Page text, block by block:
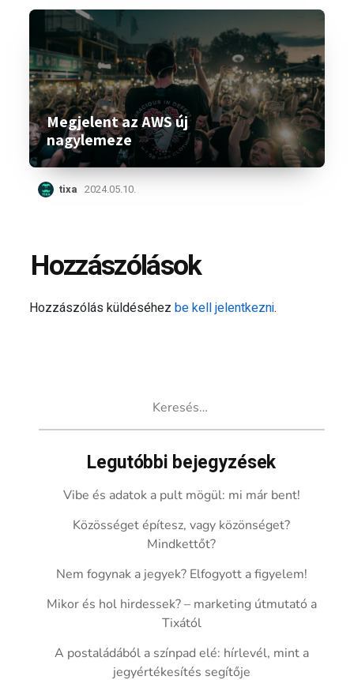
Megjelent az AWS új
nagylemeze
tixa 2024.05.10.
Hozzászólások
Hozzászólás küldéséhezbe kell jelentkezni.
Legutóbbi bejegyzések
Vibe és adatok a pult mögül: mi már bent!
Közösséget építesz, vagy közönséget?
Mindkettőt?
Nem fogynak a jegyek? Elfogyott a figyelem!
Mikor és hol hirdessek? – marketing útmutató a
Tixától
A postaládából a színpad elé: hírlevél, mint a
jegyértékesítés segítője